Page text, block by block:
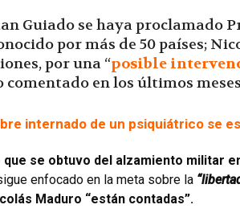
Guiado se haya proclamado
por más de 50 países;
por una “posible
comentado en los últimos
internado de un psiquiátrico se
se obtuvo del alzamiento militar
enfocado en la meta sobre la
Maduro “están contadas”.